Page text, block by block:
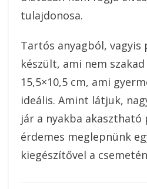
tulajdonosa.
Tartós anyagból,
készült, ami nem
15,5×10,5 cm, ami
ideális. Amint látjuk,
jár a nyakba akasztható
érdemes meglepnünk
kiegészítővel a